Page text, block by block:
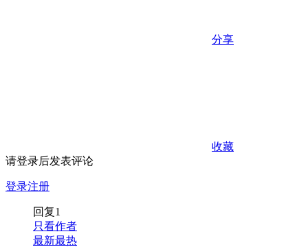
分享
收藏
请登录后发表评论
登录注册
回复1
只看作者
最新最热